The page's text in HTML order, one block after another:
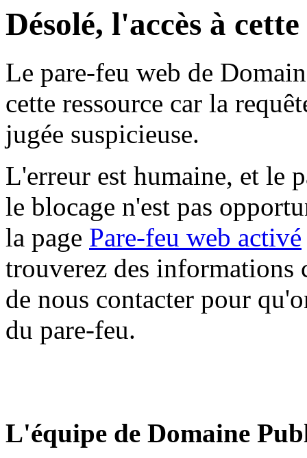
Désolé, l'accès à
Le pare-feu web de
cette ressource car la
jugée suspicieuse.
L'erreur est humaine, et le
le blocage n'est pas
la page Pare-feu web activé
trouverez des informations
de nous contacter pour
du pare-feu.
L'équipe de Domaine